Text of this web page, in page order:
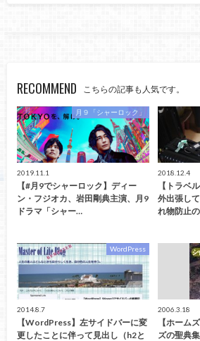
RECOMMEND こちらの記事も人気です。
月９「シャーロック」
2019.11.1
【#月9でシャーロック】ディー
ン・フジオカ、岩田剛典主演、月9
ドラマ「シャー…
2018.12.4
【トラベ
外出張し
れ物防止
WordPress
2014.8.7
【WordPress】左サイドバーに変
更したことに伴って見出し（h2と
2006.3.18
【ホーム
ズの聖典